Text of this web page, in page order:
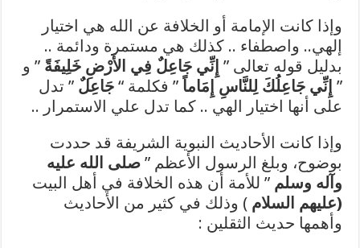
وإذا كانت الإمامة أو الخلافة عن الله هي اختيار
إلهي.. واصطفاء .. كذلك هي مستمرة ودائمة ..
بدليل قوله تعالى ” إِنِّي جَاعِلٌ فِي الأَرْضِ خَلِيفَةً” و
” إِنِّي جَاعِلُكَ لِلنَّاسِ إِمَاماً” فكلمة “ جَاعِلٌ” تدل
على أنها اختيار الهي .. كما تدل علي الاستمرار ..
وإذا كانت الأحاديث النبوية الشريفة قد حددت
بوضوح، وبلغ الرسول الأعظم ”صلى الله عليه
وآله وسلم ” للأمة أن هذه الخلافة في أهل البيت
(عليهم السلام ) وذلك في كثير من الأحاديث
وأهمها حديث الثقلين :